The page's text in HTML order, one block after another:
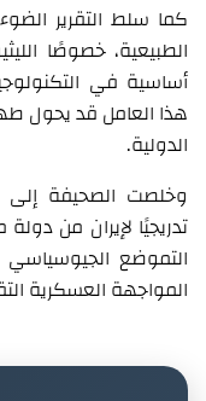
كما سلط التقرير
الطبيعية، خصوصًا
أساسية في
هذا العامل قد يحول
الدولية.
وخلصت الصحيفة إلى
تدريجيًا لإيران من
التموضع الجيوسياسي
المواجهة العسكرية